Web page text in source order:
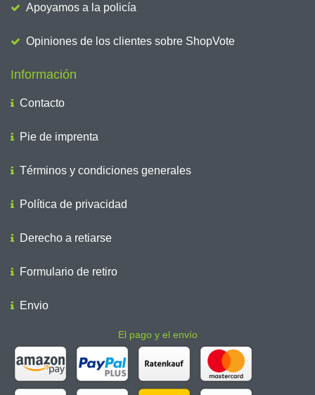
Apoyamos a la policía
Opiniones de los clientes sobre ShopVote
Información
Contacto
Pie de imprenta
Términos y condiciones generales
Política de privacidad
Derecho a retiarse
Formulario de retiro
Envio
El pago y el envío